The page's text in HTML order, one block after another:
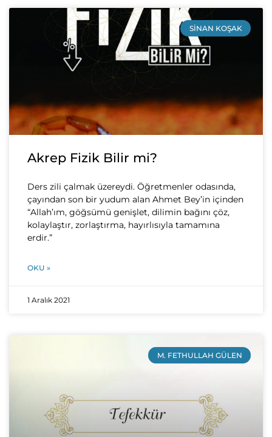
SINAN KOŞAK
Akrep Fizik Bilir mi?
Ders zili çalmak üzereydi. Öğretmenler odasında,
çayından son bir yudum alan Ahmet Bey’in içinden
“Allah’ım, göğsümü genişlet, dilimin bağını çöz,
kolaylaştır, zorlaştırma, hayırlısıyla tamamına
erdir.”
OKU »
1 Aralık 2021
M. FETHULLAH GÜLEN